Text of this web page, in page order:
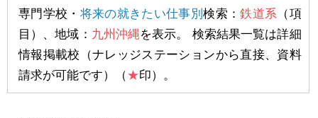
専門学校・ 将来の就きたい仕事別検索：鉄道系 （項
目）、地域： 九州沖縄を表示。 検索結果一覧は詳細
情報掲載校（ナレッジステーションから直接、資料
請求が可能です）（★印）。